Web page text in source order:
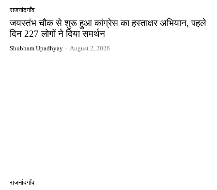
राजनांदगाँव
जयस्तंभ चौक से शुरू हुआ कांग्रेस का हस्ताक्षर अभियान, पहले
दिन 227 लोगों ने दिया समर्थन
Shubham Upadhyay - August 2, 2026
राजनांदगाँव